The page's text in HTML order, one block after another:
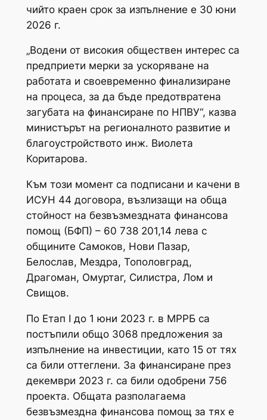
чийто краен срок за изпълнение е 30 юни
2026 г.
„Водени от високия обществен интерес са
предприети мерки за ускоряване на
работата и своевременно финализиране
на процеса, за да бъде предотвратена
загубата на финансиране по НПВУ“, казва
министърът на регионалното развитие и
благоустройството инж. Виолета
Коритарова.
Към този момент са подписани и качени в
ИСУН 44 договора, възлизащи на обща
стойност на безвъзмездната финансова
помощ (БФП) – 60 738 201,14 лева с
общините Самоков, Нови Пазар,
Белослав, Мездра, Тополовград,
Драгоман, Омуртаг, Силистра, Лом и
Свищов.
По Етап I до 1 юни 2023 г. в МРРБ са
постъпили общо 3068 предложения за
изпълнение на инвестиции, като 15 от тях
са били оттеглени. За финансиране през
декември 2023 г. са били одобрени 756
проекта. Общата разполагаема
безвъзмездна финансова помощ за тях е